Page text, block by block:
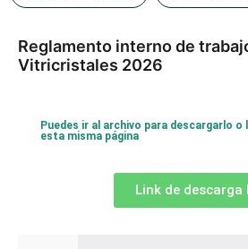
Reglamento interno de
Vitricristales 2026
Puedes ir al archivo para descargarlo o
esta misma página
Link de descarga